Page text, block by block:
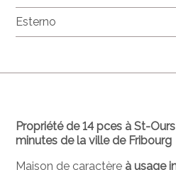
Propriété de 14 pces à St-
minutes de la ville de Fribourg
Maison de caractère à usage
Esterno